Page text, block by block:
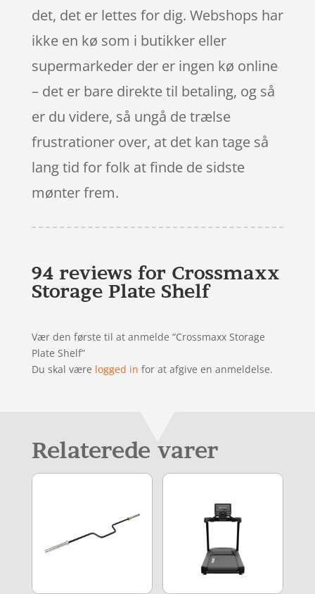
det, det er lettes for dig. Webshops har
ikke en kø som i butikker eller
supermarkeder der er ingen kø online
– det er bare direkte til betaling, og så
er du videre, så ungå de trælse
frustrationer over, at det kan tage så
lang tid for folk at finde de sidste
mønter frem.
94 reviews for Crossmaxx
Storage Plate Shelf
Vær den første til at anmelde “Crossmaxx Storage
Plate Shelf”
Du skal være logged in for at afgive en anmeldelse.
Relaterede varer